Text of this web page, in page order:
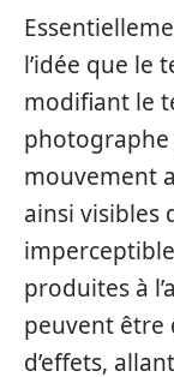
l’idée que le
modifiant le
mouvement
ainsi visibles
produites à
peuvent être
d’effets,